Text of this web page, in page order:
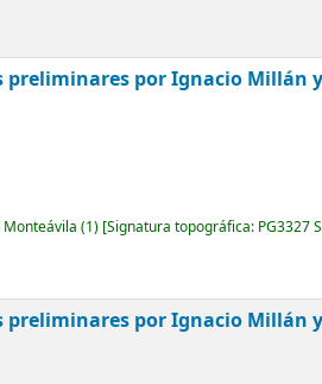
preliminares por Ignacio Millán
(1) Signatura topográfica: PG3327
preliminares por Ignacio Millán